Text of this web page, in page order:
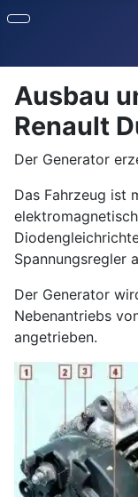
Ausbau
Renault
Der Generator
Das Fahrzeug ist
Spannungsregler
Der Generator
Nebenantriebs
angetrieben.